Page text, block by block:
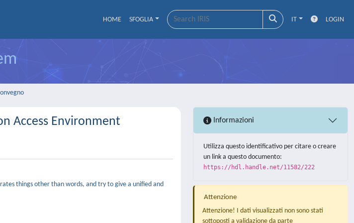
HOME SFOGLIA IT LOGIN
Access Environment
things other than words, and try to give a unified and
Informazioni
Utilizza questo identificativo per citare o creare
un link a questo documento:
https://hdl.handle.net/11582/222
Attenzione
Attenzione! I dati visualizzati non sono stati
sottoposti a validazione da parte